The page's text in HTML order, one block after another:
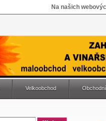
Na našich
Velkoobchod